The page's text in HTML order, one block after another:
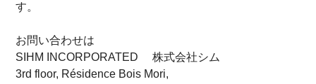
す。
お問い合わせは
SIHM INCORPORATED 株式会社シム
3rd floor, Résidence Bois Mori,